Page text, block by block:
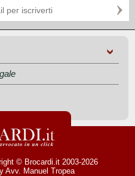
© Brocardi.it 2003-2026
Avv. Manuel Tropea